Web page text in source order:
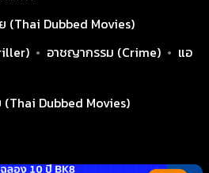
(Thai Dubbed Movies)
• อาชญากรรม (Crime) • แอ
Dubbed Movies)